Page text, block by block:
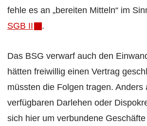
fehle es an „bereiten Mitteln“ im
SGB II
.
Das BSG verwarf auch den
hätten freiwillig einen Vertrag
müssten die Folgen tragen. Anders
verfügbaren Darlehen oder
sich hier um verbundene